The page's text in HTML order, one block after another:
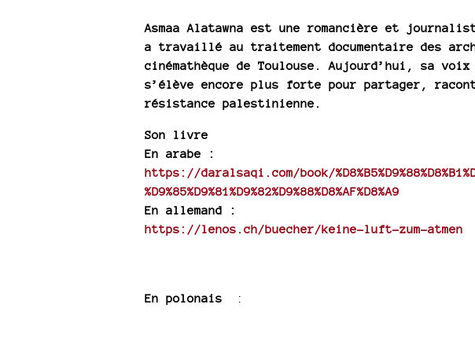
Asmaa Alatawna est une romancière et
a travaillé au traitement documentaire des
cinémathèque de Toulouse. Aujourd’hui, sa
s’élève encore plus forte pour partager,
résistance palestinienne.
Son livre
En arabe :
https://daralsaqi.com/book/
%D9%85%D9%81%D9%82%D9%88%D8%AF%D8%A9
En allemand :
https://lenos.ch/buecher/keine-luft-zum-atmen
En polonais :